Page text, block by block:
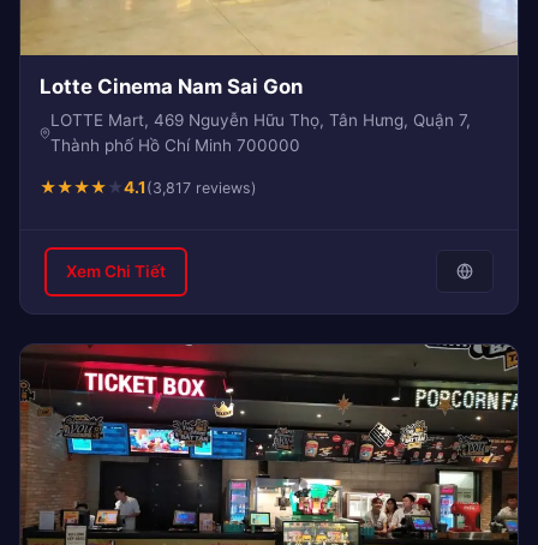
Lotte Cinema Nam Sai Gon
LOTTE Mart, 469 Nguyễn Hữu Thọ, Tân Hưng, Quận 7,
Thành phố Hồ Chí Minh 700000
★★★★★4.1 (3,817 reviews)
Xem Chi Tiết